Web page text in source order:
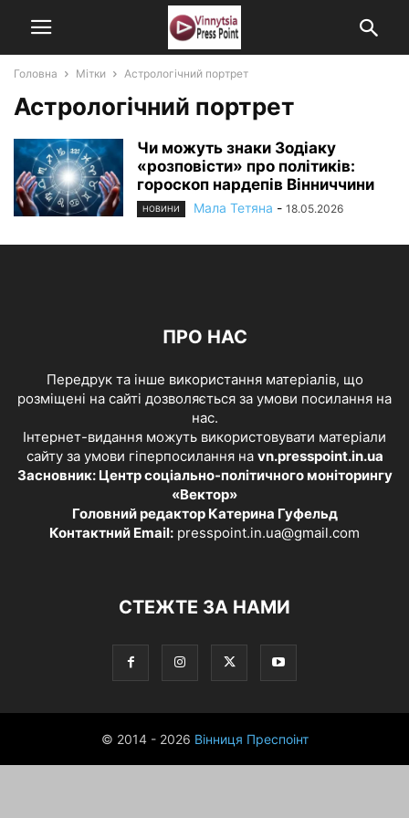
Головна Мітки Астрологічний портрет
Астрологічний портрет
Чи можуть знаки Зодіаку
«розповісти» про політиків:
гороскоп нардепів Вінниччини
НОВИНИ Мала Тетяна - 18.05.2026
ПРО НАС
Передрук та інше використання матеріалів, що
розміщені на сайті дозволяється за умови посилання на
нас.
Інтернет-видання можуть використовувати матеріали
сайту за умови гіперпосилання на vn.presspoint.in.ua
Засновник: Центр соціально-політичного моніторингу
«Вектор»
Головний редактор Катерина Гуфельд
Контактний Email: presspoint.in.ua@gmail.com
СТЕЖТЕ ЗА НАМИ
© 2014 - 2026 Вінниця Преспоінт